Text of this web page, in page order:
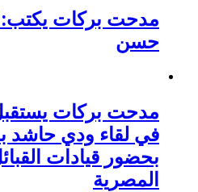
مدحت بركات
حسن
مدحت بركات
في لقاء ودي حاشد
بحضور قيادات
المصرية